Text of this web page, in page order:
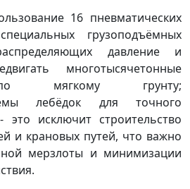
16 пневматических
грузоподъёмных
давление и
многотысячетонные
по мягкому грунту;
лебёдок для точного
это исключит строительство
и крановых путей, что важно
мерзлоты и минимизации